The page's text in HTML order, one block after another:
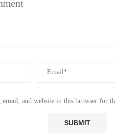
email, and website in this browser for